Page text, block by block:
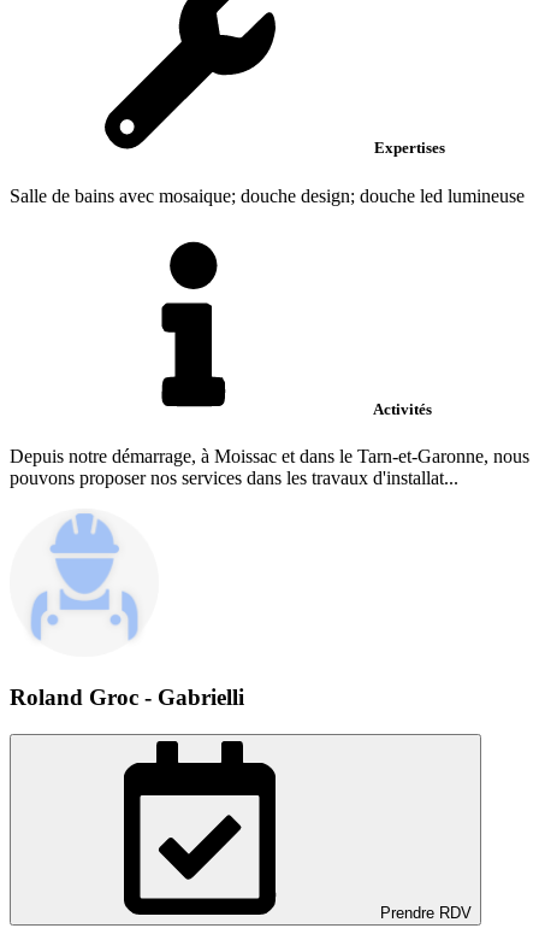
Expertises
Salle de bains avec mosaique; douche design; douche led lumineuse
Activités
Depuis notre démarrage, à Moissac et dans le Tarn-et-Garonne, nous
pouvons proposer nos services dans les travaux d'installat...
Roland Groc - Gabrielli
Prendre RDV